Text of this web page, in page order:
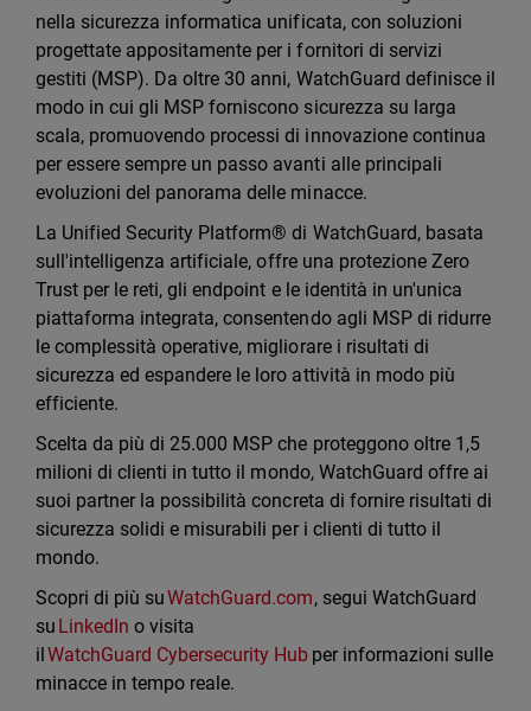
nella sicurezza informatica unificata, con soluzioni
progettate appositamente per i fornitori di servizi
gestiti (MSP). Da oltre 30 anni, WatchGuard definisce il
modo in cui gli MSP forniscono sicurezza su larga
scala, promuovendo processi di innovazione continua
per essere sempre un passo avanti alle principali
evoluzioni del panorama delle minacce.
La Unified Security Platform® di WatchGuard, basata
sull'intelligenza artificiale, offre una protezione Zero
Trust per le reti, gli endpoint e le identità in un'unica
piattaforma integrata, consentendo agli MSP di ridurre
le complessità operative, migliorare i risultati di
sicurezza ed espandere le loro attività in modo più
efficiente.
Scelta da più di 25.000 MSP che proteggono oltre 1,5
milioni di clienti in tutto il mondo, WatchGuard offre ai
suoi partner la possibilità concreta di fornire risultati di
sicurezza solidi e misurabili per i clienti di tutto il
mondo.
Scopri di più suWatchGuard.com, segui WatchGuard
su LinkedIn o visita
ilWatchGuard Cybersecurity Hub per informazioni sulle
minacce in tempo reale.